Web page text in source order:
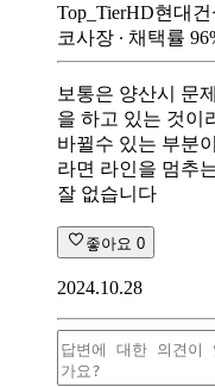
Top_TierHD현대건
코사장 ∙ 채택률 96
보통은 양산시 문
을 하고 있는 것이
바뀔수 있는 부분
라면 라인을 멈추
잘 없습니다
좋아요 0
2024.10.28